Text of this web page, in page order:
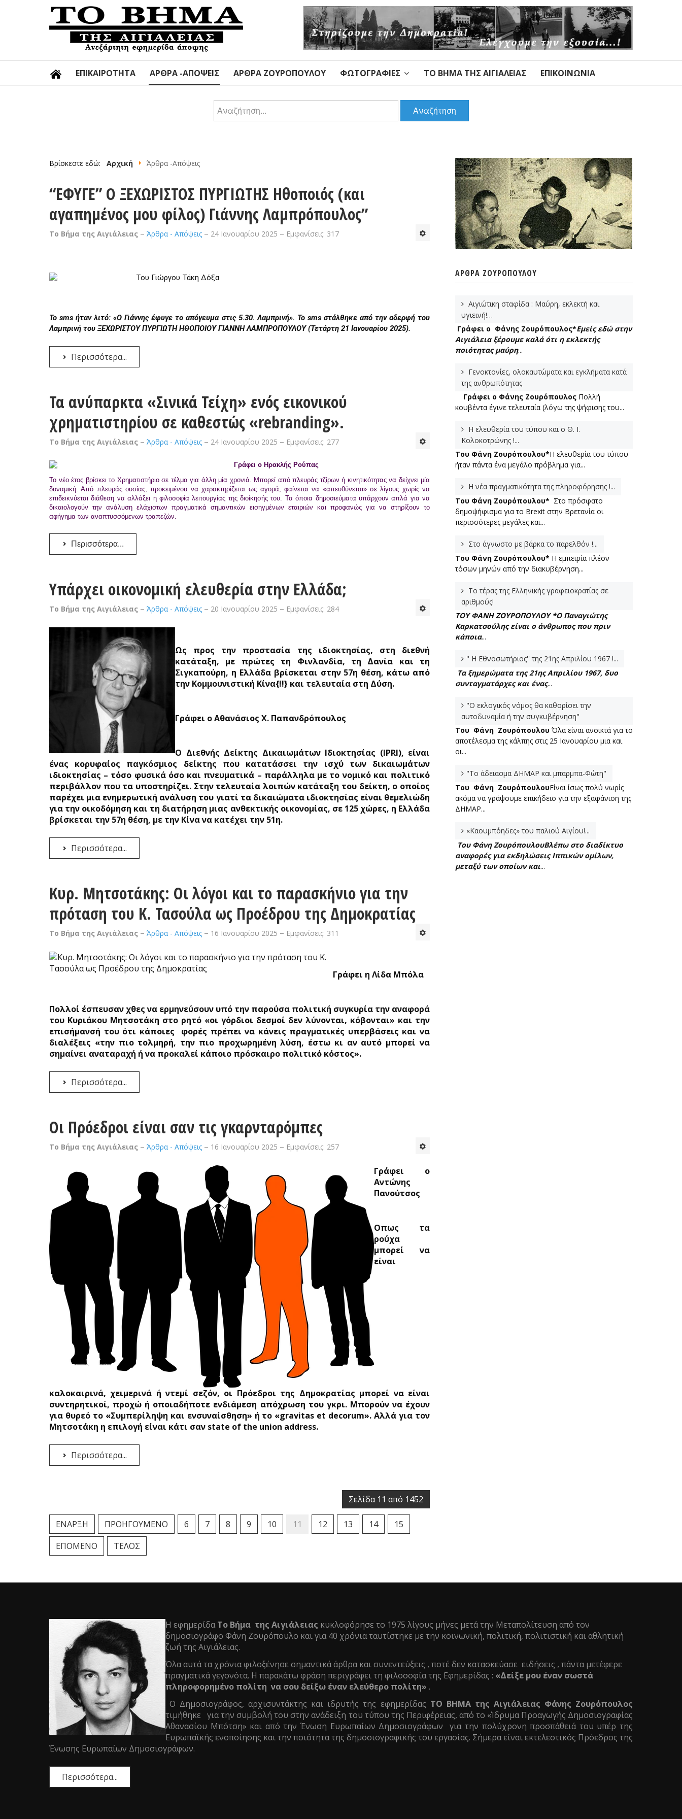
ΕΠΙΚΑΙΡΌΤΗΤΑ ΆΡΘΡΑ -ΑΠΌΨΕΙΣ ΆΡΘΡΑ ΖΟΥΡΌΠΟΥΛΟΥ ΦΩΤΟΓΡΑΦΊΕΣ ΤΟ ΒΉΜΑ ΤΗΣ ΑΙΓΙΑΛΕΊΑΣ ΕΠΙΚΟΙΝΩΝΊΑ
Αναζήτηση Αναζήτηση
Βρίσκεστε εδώ: Αρχική Άρθρα -Απόψεις
“ΕΦΥΓΕ” Ο ΞΕΧΩΡΙΣΤΟΣ ΠΥΡΓΙΩΤΗΣ Ηθοποιός (και
αγαπημένος μου φίλος) Γιάννης Λαμπρόπουλος”
Το Βήμα της Αιγιάλειας Άρθρα - Απόψεις 24 Ιανουαρίου 2025 Εμφανίσεις: 317
Του Γιώργου Τάκη Δόξα
Το sms ήταν λιτό: «Ο Γιάννης έφυγε το απόγευμα στις 5.30. Λαμπρινή». Το sms στάλθηκε από την αδερφή του
Λαμπρινή του ΞΕΧΩΡΙΣΤΟΥ ΠΥΡΓΙΩΤΗ ΗΘΟΠΟΙΟΥ ΓΙΑΝΝΗ ΛΑΜΠΡΟΠΟΥΛΟΥ (Τετάρτη 21 Ιανουαρίου 2025).
Περισσότερα...
Τα ανύπαρκτα «Σινικά Τείχη» ενός εικονικού
χρηματιστηρίου σε καθεστώς «rebranding».
Το Βήμα της Αιγιάλειας Άρθρα - Απόψεις 24 Ιανουαρίου 2025 Εμφανίσεις: 277
Γράφει ο Ηρακλής Ρούπας
Το νέο έτος βρίσκει το Χρηματιστήριο σε τέλμα για άλλη μία χρονιά. Μπορεί από πλευράς τζίρων ή κινητικότητας να δείχνει μία
δυναμική. Από πλευράς ουσίας, προκειμένου να χαρακτηρίζεται ως αγορά, φαίνεται να «απευθύνεται» σε λίγους χωρίς να
επιδεικνύεται διάθεση να αλλάξει η φιλοσοφία λειτουργίας της διοίκησής του. Τα όποια δημοσιεύματα υπάρχουν απλά για να
δικαιολογούν την ανάλυση ελάχιστων πραγματικά σημαντικών εισηγμένων εταιριών και προφανώς για να στηρίξουν το
αφήγημα των αναπτυσσόμενων τραπεζών.
Περισσότερα...
Υπάρχει οικονομική ελευθερία στην Ελλάδα;
Το Βήμα της Αιγιάλειας Άρθρα - Απόψεις 20 Ιανουαρίου 2025 Εμφανίσεις: 284
Ως προς την προστασία της ιδιοκτησίας, στη διεθνή
κατάταξη, με πρώτες τη Φινλανδία, τη Δανία και τη
Σιγκαπούρη, η Ελλάδα βρίσκεται στην 57η θέση, κάτω από
την Κομμουνιστική Κίνα{!!} και τελευταία στη Δύση.
Γράφει ο Αθανάσιος Χ. Παπανδρόπουλος
Ο Διεθνής Δείκτης Δικαιωμάτων Ιδιοκτησίας (IPRI), είναι
ένας κορυφαίος παγκόσμιος δείκτης που κατατάσσει την ισχύ των δικαιωμάτων
ιδιοκτησίας – τόσο φυσικά όσο και πνευματικά – παράλληλα με το νομικό και πολιτικό
περιβάλλον που τα υποστηρίζει. Στην τελευταία λοιπών κατάταξη του δείκτη, ο οποίος
παρέχει μια ενημερωτική ανάλυση του γιατί τα δικαιώματα ιδιοκτησίας είναι θεμελιώδη
για την οικοδόμηση και τη διατήρηση μιας ανθεκτικής οικονομίας, σε 125 χώρες, η Ελλάδα
βρίσκεται την 57η θέση, με την Κίνα να κατέχει την 51η.
Περισσότερα...
Κυρ. Μητσοτάκης: Οι λόγοι και το παρασκήνιο για την
πρόταση του Κ. Τασούλα ως Προέδρου της Δημοκρατίας
Το Βήμα της Αιγιάλειας Άρθρα - Απόψεις 16 Ιανουαρίου 2025 Εμφανίσεις: 311
Γράφει η Λίδα Μπόλα
Πολλοί έσπευσαν χθες να ερμηνεύσουν υπό την παρούσα πολιτική συγκυρία την αναφορά
του Κυριάκου Μητσοτάκη στο ρητό «οι γόρδιοι δεσμοί δεν λύνονται, κόβονται» και την
επισήμανσή του ότι κάποιες
φορές πρέπει να κάνεις πραγματικές υπερβάσεις και να
διαλέξεις «την πιο τολμηρή, την πιο προχωρημένη λύση, έστω κι αν αυτό μπορεί να
σημαίνει αναταραχή ή να προκαλεί κάποιο πρόσκαιρο πολιτικό κόστος».
Περισσότερα...
Οι Πρόεδροι είναι σαν τις γκαρνταρόμπες
Το Βήμα της Αιγιάλειας Άρθρα - Απόψεις 16 Ιανουαρίου 2025 Εμφανίσεις: 257
Γράφει ο
Αντώνης
Πανούτσος
Οπως τα
ρούχα
μπορεί να
είναι
καλοκαιρινά, χειμερινά ή ντεμί σεζόν, οι Πρόεδροι της Δημοκρατίας μπορεί να είναι
συντηρητικοί, προχώ ή οποιαδήποτε ενδιάμεση απόχρωση του γκρι. Μπορούν να έχουν
για θυρεό το «Συμπερίληψη και ενσυναίσθηση» ή το «gravitas et decorum». Αλλά για τον
Μητσοτάκη η επιλογή είναι κάτι σαν state of the union address.
Περισσότερα...
Σελίδα 11 από 1452
ΈΝΑΡΞΗ ΠΡΟΗΓΟΎΜΕΝΟ 6 7 8 9 10 11 12 13 14
15
ΕΠΌΜΕΝΟ
ΤΈΛΟΣ
ΆΡΘΡΑ ΖΟΥΡΌΠΟΥΛΟΥ
Αιγιώτικη σταφίδα : Μαύρη, εκλεκτή και
υγιεινή!…
Γράφει ο Φάνης Ζουρόπουλος*Εμείς εδώ στην
Αιγιάλεια ξέρουμε καλά ότι η εκλεκτής
ποιότητας μαύρη...
Γενοκτονίες, ολοκαυτώματα και εγκλήματα κατά
της ανθρωπότητας
Γράφει ο Φάνης Ζουρόπουλος Πολλή
κουβέντα έγινε τελευταία (λόγω της ψήφισης του...
Η ελευθερία του τύπου και ο Θ. Ι.
Κολοκοτρώνης !...
Του Φάνη Ζουρόπουλου*Η ελευθερία του τύπου
ήταν πάντα ένα μεγάλο πρόβλημα για...
Η νέα πραγματικότητα της πληροφόρησης !...
Του Φάνη Ζουρόπουλου* Στο πρόσφατο
δημοψήφισμα για το Brexit στην Βρετανία οι
περισσότερες μεγάλες και...
Στο άγνωστο με βάρκα το παρελθόν !...
Του Φάνη Ζουρόπουλου* Η εμπειρία πλέον
τόσων μηνών από την διακυβέρνηση...
Το τέρας της Ελληνικής γραφειοκρατίας σε
αριθμούς!
ΤΟΥ ΦΑΝΗ ΖΟΥΡΟΠΟΥΛΟΥ *Ο Παναγιώτης
Καρκατσούλης είναι ο άνθρωπος που πριν
κάποια...
'' Η Εθνοσωτήριος'' της 21ης Απριλίου 1967 !...
Τα ξημερώματα της 21ης Απριλίου 1967, δυο
συνταγματάρχες και ένας...
"Ο εκλογικός νόμος θα καθορίσει την
αυτοδυναμία ή την συγκυβέρνηση"
Του Φάνη Ζουρόπουλου Όλα είναι ανοικτά για το
αποτέλεσμα της κάλπης στις 25 Ιανουαρίου μια και
οι...
"Το άδειασμα ΔΗΜΑΡ και μπαρμπα-Φώτη"
Του Φάνη ΖουρόπουλουΕίναι ίσως πολύ νωρίς
ακόμα να γράψουμε επικήδειο για την εξαφάνιση της
ΔΗΜΑΡ...
«Καουμπόηδες» του παλιού Αιγίου!...
Του Φάνη ΖουρόπουλουΒλέπω στο διαδίκτυο
αναφορές για εκδηλώσεις Ιππικών ομίλων,
μεταξύ των οποίων και...
Η εφημερίδαΤο Βήμα της Αιγιάλειας κυκλοφόρησε το 1975 λίγους μήνες μετά την Μεταπολίτευση από τον
δημοσιογράφο Φάνη Ζουρόπουλο και για 40 χρόνια ταυτίστηκε με την κοινωνική, πολιτική, πολιτιστική και αθλητική
ζωή της Αιγιάλειας.
Όλα αυτά τα χρόνια φιλοξένησε σημαντικά άρθρα και συνεντεύξεις , ποτέ δεν κατασκεύασε ειδήσεις , πάντα μετέφερε
πραγματικά γεγονότα. Η παρακάτω φράση περιγράφει τη φιλοσοφία της Εφημερίδας : «Δείξε μου έναν σωστά
πληροφορημένο πολίτη να σου δείξω έναν ελεύθερο πολίτη» .
Ο Δημοσιογράφος, αρχισυντάκτης και ιδρυτής της εφημερίδας ΤΟ ΒΗΜΑ της Αιγιάλειας Φάνης Ζουρόπουλος
τιμήθηκε για την συμβολή του στην ανάδειξη του τύπου της Περιφέρειας, από το «Ίδρυμα Προαγωγής Δημοσιογραφίας
Αθανασίου Μπότση» και από την Ένωση Ευρωπαίων Δημοσιογράφων για την πολύχρονη προσπάθειά του υπέρ της
Ευρωπαϊκής ενοποίησης και την ποιότητα της δημοσιογραφικής του εργασίας. Σήμερα είναι εκτελεστικός Πρόεδρος της
Ένωσης Ευρωπαίων Δημοσιογράφων.
Περισσότερα...